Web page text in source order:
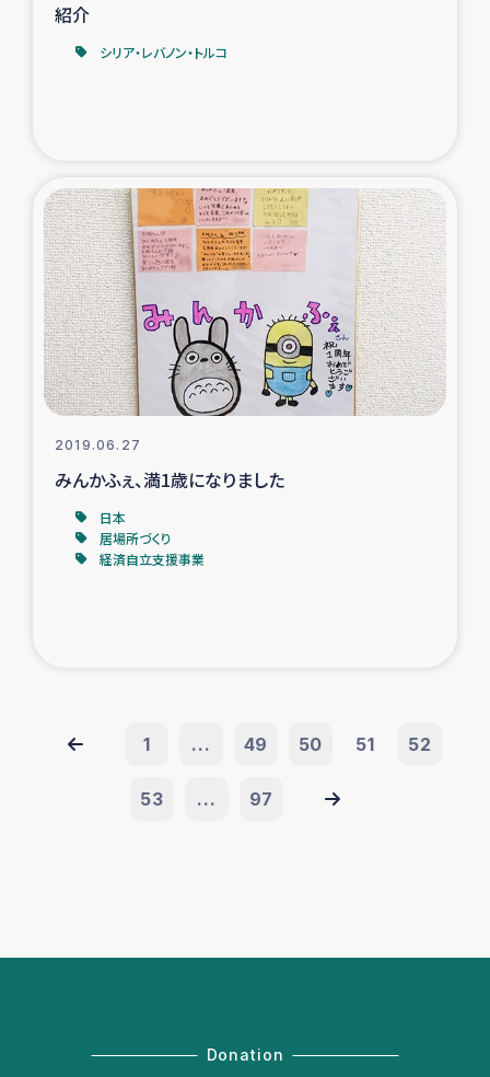
紹介
シリア・レバノン・トルコ
2019.06.27
みんかふぇ、満1歳になりました
日本
居場所づくり
経済自立支援事業
1 ... 49 50 51 52
53 ... 97
Donation